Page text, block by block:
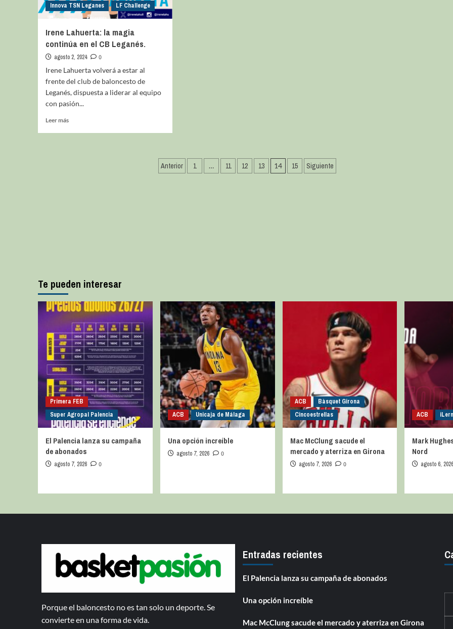
Innova TSN Leganes LF Challenge
Irene Lahuerta: la magia
continúa en el CB Leganés.
agosto 2, 2024
0
Irene Lahuerta volverá a estar al
frente del club de baloncesto de
Leganés, dispuesta a liderar al equipo
con pasión...
Leer más
Anterior 1 … 11 12 13 14 15 Siguiente
Te pueden interesar
Primera FEB
Super Agropal Palencia
El Palencia lanza su campaña
de abonados
agosto 7, 2026 0
ACB Unicaja de Málaga
Una opción increíble
agosto 7, 2026 0
ACB
Bàsquet Girona
Cincoestrellas
Mac McClung sacude el
mercado y aterriza en Girona
agosto 7, 2026 0
ACB
Mark
Nord
agosto 6, 2026
Porque el baloncesto no es tan solo un deporte. Se
convierte en una forma de vida.
Entradas recientes
El Palencia lanza su campaña de abonados
Una opción increíble
Mac McClung sacude el mercado y aterriza en Girona